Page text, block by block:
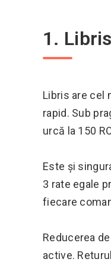
1.
Libris are cel
rapid. Sub
urcă la 150
Este și
3 rate egale
fiecare
Reducerea
active.